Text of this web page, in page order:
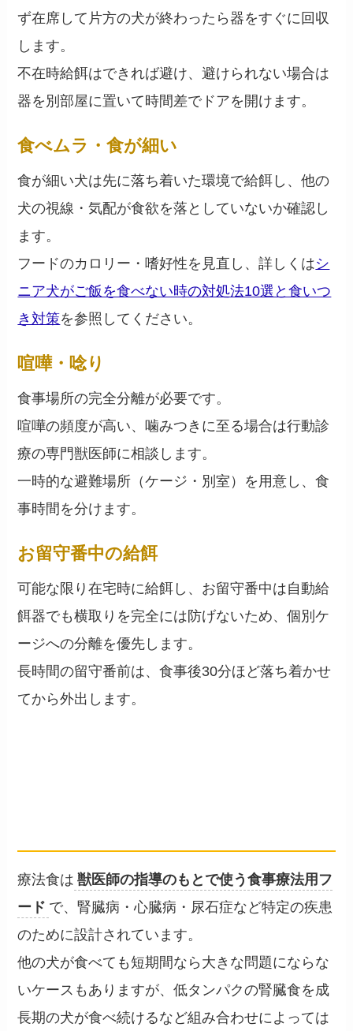
ず在席して片方の犬が終わったら器をすぐに回収
します。
不在時給餌はできれば避け、避けられない場合は
器を別部屋に置いて時間差でドアを開けます。
食べムラ・食が細い
食が細い犬は先に落ち着いた環境で給餌し、他の
犬の視線・気配が食欲を落としていないか確認し
ます。
フードのカロリー・嗜好性を見直し、詳しくはシ
ニア犬がご飯を食べない時の対処法10選と食いつ
き対策を参照してください。
喧嘩・唸り
食事場所の完全分離が必要です。
喧嘩の頻度が高い、噛みつきに至る場合は行動診
療の専門獣医師に相談します。
一時的な避難場所（ケージ・別室）を用意し、食
事時間を分けます。
お留守番中の給餌
可能な限り在宅時に給餌し、お留守番中は自動給
餌器でも横取りを完全には防げないため、個別ケ
ージへの分離を優先します。
長時間の留守番前は、食事後30分ほど落ち着かせ
てから外出します。
療法食は 獣医師の指導のもとで使う食事療法用フ
ード で、腎臓病・心臓病・尿石症など特定の疾患
のために設計されています。
他の犬が食べても短期間なら大きな問題にならな
いケースもありますが、低タンパクの腎臓食を成
長期の犬が食べ続けるなど組み合わせによっては